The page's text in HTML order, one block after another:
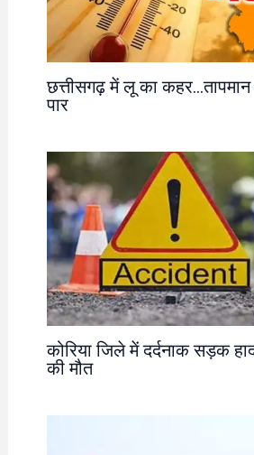
छत्तीसगढ़ में लू का
पार
कोरिया जिले में दर्दनाक सड़क
की मौत